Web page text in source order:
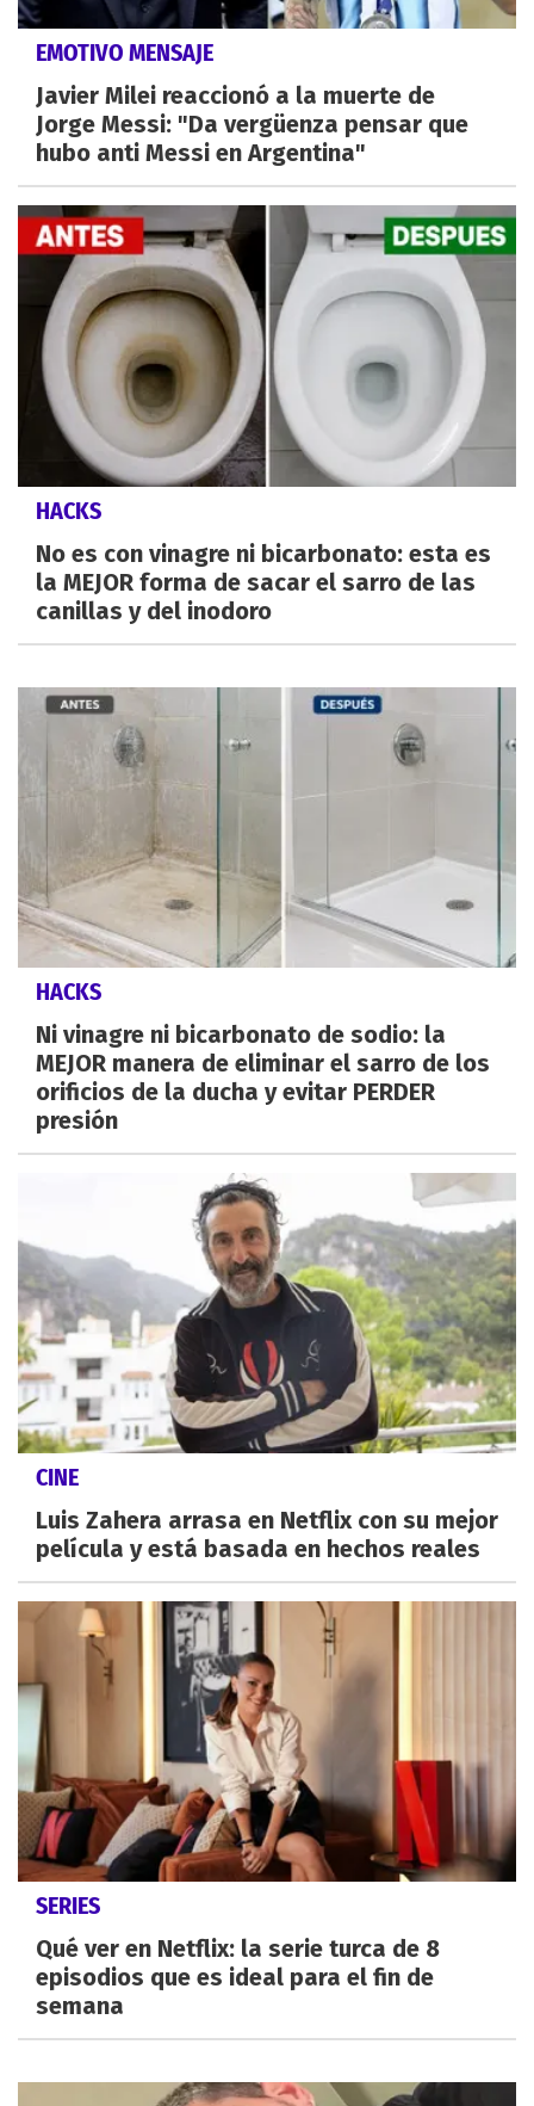
EMOTIVO MENSAJE
Javier Milei reaccionó a la muerte de
Jorge Messi: "Da vergüenza pensar que
hubo anti Messi en Argentina"
HACKS
No es con vinagre ni bicarbonato: esta es
la MEJOR forma de sacar el sarro de las
canillas y del inodoro
HACKS
Ni vinagre ni bicarbonato de sodio: la
MEJOR manera de eliminar el sarro de los
orificios de la ducha y evitar PERDER
presión
CINE
Luis Zahera arrasa en Netflix con su mejor
película y está basada en hechos reales
SERIES
Qué ver en Netflix: la serie turca de 8
episodios que es ideal para el fin de
semana